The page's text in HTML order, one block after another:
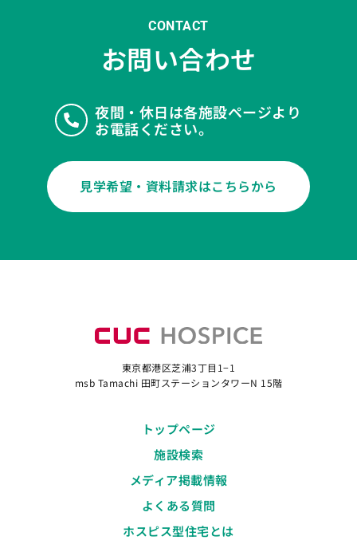
CONTACT
お問い合わせ
夜間・休日は各施設ページより
お電話ください。
見学希望・資料請求はこちらから
東京都港区芝浦3丁目1−1
msb Tamachi 田町ステーションタワーN 15階
トップページ
施設検索
メディア掲載情報
よくある質問
ホスピス型住宅とは